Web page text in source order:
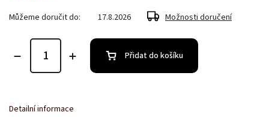
Můžeme doručit do: 17.8.2026 Možnosti doručení
Přidat do košíku
Detailní informace